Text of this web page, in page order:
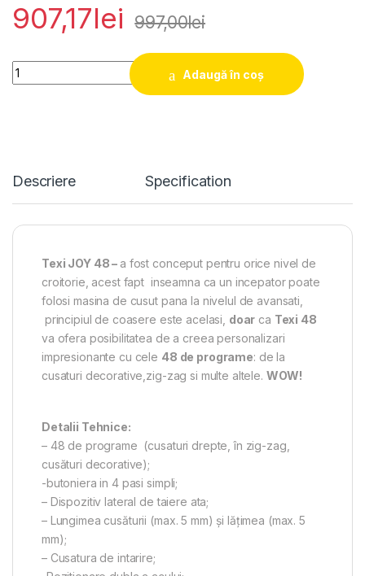
907,17lei 997,00lei
Quantity
Adaugă în coș
Descriere Specification
Texi JOY 48 – a fost conceput pentru orice nivel de
croitorie, acest fapt inseamna ca un incepator poate
folosi masina de cusut pana la nivelul de avansati,
principiul de coasere este acelasi, doar ca Texi 48
va ofera posibilitatea de a creea personalizari
impresionante cu cele 48 de programe: de la
cusaturi decorative,zig-zag si multe altele. WOW!
Detalii Tehnice:
– 48 de programe (cusaturi drepte, în zig-zag,
cusături decorative);
-butoniera in 4 pasi simpli;
– Dispozitiv lateral de taiere ata;
– Lungimea cusăturii (max. 5 mm) și lățimea (max. 5
mm);
– Cusatura de intarire;